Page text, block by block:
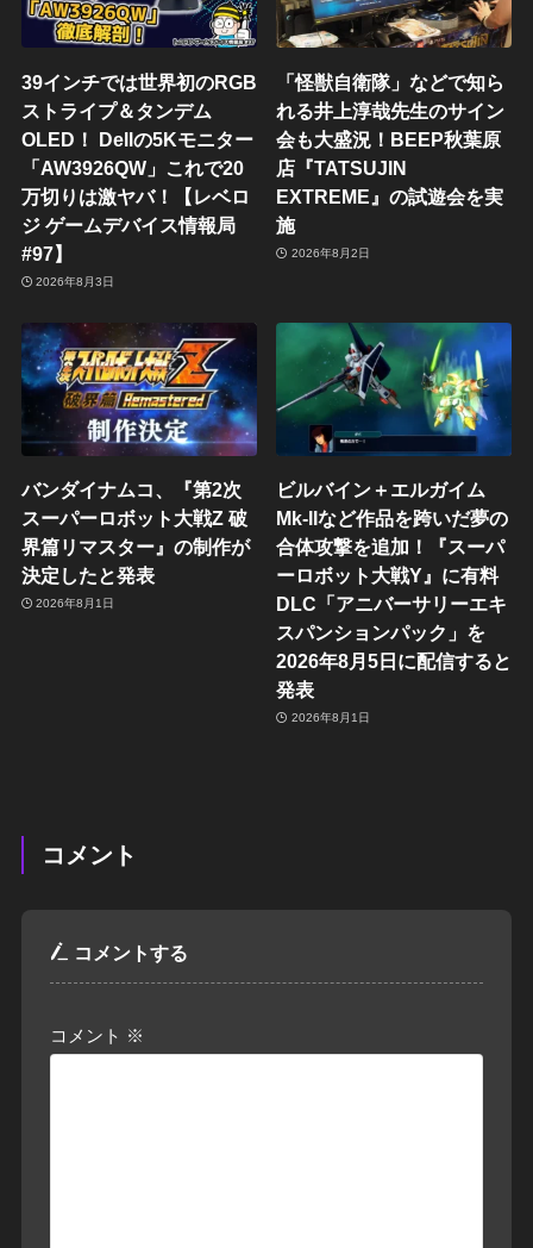
39インチでは世界初のRGB
ストライプ＆タンデム
OLED！ Dellの5Kモニター
「AW3926QW」これで20
万切りは激ヤバ！【レベロ
ジ ゲームデバイス情報局
#97】
2026年8月3日
「怪獣自衛隊」などで知ら
れる井上淳哉先生のサイン
会も大盛況！BEEP秋葉原
店『TATSUJIN
EXTREME』の試遊会を実
施
2026年8月2日
バンダイナムコ、『第2次
スーパーロボット大戦Z 破
界篇リマスター』の制作が
決定したと発表
2026年8月1日
ビルバイン＋エルガイム
Mk-IIなど作品を跨いだ夢の
合体攻撃を追加！『スーパ
ーロボット大戦Y』に有料
DLC「アニバーサリーエキ
スパンションパック」を
2026年8月5日に配信すると
発表
2026年8月1日
コメント
コメントする
コメント ※